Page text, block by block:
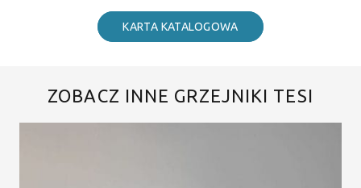
KARTA KATALOGOWA
ZOBACZ INNE GRZEJNIKI TESI